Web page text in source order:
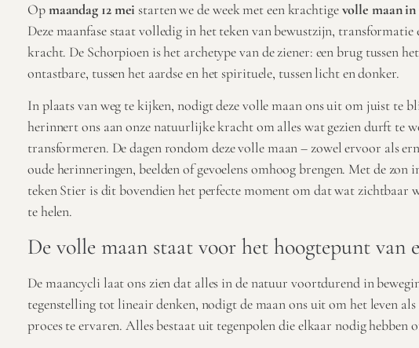
Opmaandag 12 mei starten we de week met een krachtigevolle maan
Deze maanfase staat volledig in het teken van bewustzijn,
kracht. De Schorpioen is het archetype van de ziener: een brug tussen
ontastbare, tussen het aardse en het spirituele, tussen licht en donker.
In plaats van weg te kijken, nodigt deze volle maan ons uit om juist te
herinnert ons aan onze natuurlijke kracht om alles wat gezien durft te
transformeren. De dagen rondom deze volle maan – zowel ervoor als
oude herinneringen, beelden of gevoelens omhoog brengen. Met de zon
teken Stier is dit bovendien het perfecte moment om dat wat zichtbaar
te helen.
De volle maan staat voor het hoogtepunt van
De maancycli laat ons zien dat alles in de natuur voortdurend in
tegenstelling tot lineair denken, nodigt de maan ons uit om het leven als
proces te ervaren. Alles bestaat uit tegenpolen die elkaar nodig hebben